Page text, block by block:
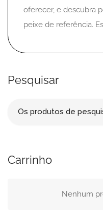
oferecer, e descubra
peixe de referência.
Pesquisar
Carrinho
Nenhum